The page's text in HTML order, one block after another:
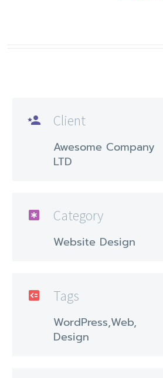
 Client
Awesome Company
LTD
 Category
Website Design
 Tags
WordPress,Web,
Design